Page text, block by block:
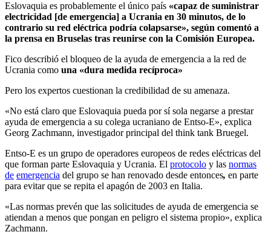
Eslovaquia es probablemente el único país «capaz de suministrar
electricidad [de emergencia] a Ucrania en 30 minutos, de lo
contrario su red eléctrica podría colapsarse», según comentó a
la prensa en Bruselas tras reunirse con la Comisión Europea.
Fico describió el bloqueo de la ayuda de emergencia a la red de
Ucrania como una «dura medida recíproca»
Pero los expertos cuestionan la credibilidad de su amenaza.
«No está claro que Eslovaquia pueda por sí sola negarse a prestar
ayuda de emergencia a su colega ucraniano de Entso-E», explica
Georg Zachmann, investigador principal del think tank Bruegel.
Entso-E es un grupo de operadores europeos de redes eléctricas del
que forman parte Eslovaquia y Ucrania. El protocolo y las normas
de emergencia del grupo se han renovado desde entonces, en parte
para evitar que se repita el apagón de 2003 en Italia.
«Las normas prevén que las solicitudes de ayuda de emergencia se
atiendan a menos que pongan en peligro el sistema propio», explica
Zachmann.